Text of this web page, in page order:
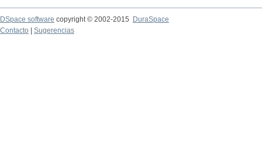
DSpace software copyright © 2002-2015
DuraSpace
Contacto
Sugerencias